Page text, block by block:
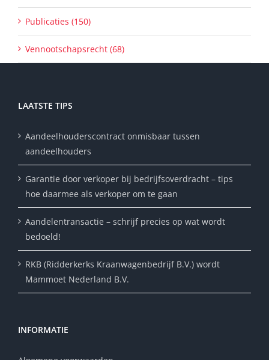
Publicaties (150)
Vennootschapsrecht (68)
LAATSTE TIPS
Aandeelhouderscontract onmisbaar tussen
aandeelhouders
Garantie door verkoper bij bedrijfsoverdracht – tips
hoe daarmee als verkoper om te gaan
Aandelentransactie – schrijf precies op wat wordt
bedoeld!
RKB (Ridderkerks Kraanwagenbedrijf B.V.) wordt
Mammoet Nederland B.V.
INFORMATIE